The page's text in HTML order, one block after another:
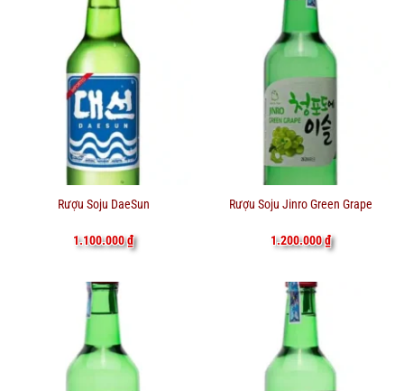
Rượu Soju DaeSun
1.100.000₫
Rượu Soju Jinro Green Grape
1.200.000₫